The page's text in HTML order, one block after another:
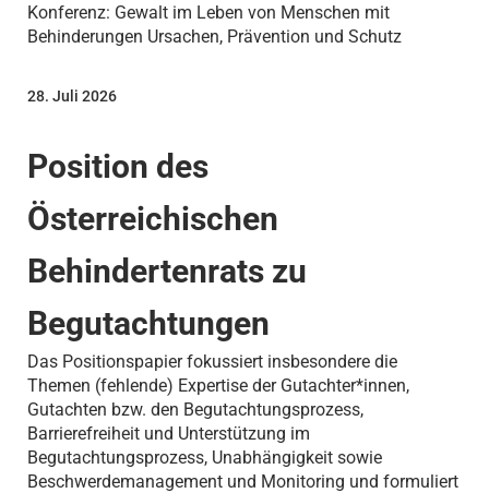
Konferenz: Gewalt im Leben von Menschen mit
Behinderungen Ursachen, Prävention und Schutz
Position des
Österreichischen
Behindertenrats zu
Begutachtungen
28. Juli 2026
Das Positionspapier fokussiert insbesondere die
Themen (fehlende) Expertise der Gutachter*innen,
Gutachten bzw. den Begutachtungsprozess,
Barrierefreiheit und Unterstützung im
Begutachtungsprozess, Unabhängigkeit sowie
Beschwerdemanagement und Monitoring und formuliert